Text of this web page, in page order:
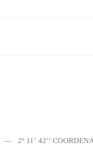
— 2º 11’ 42’’